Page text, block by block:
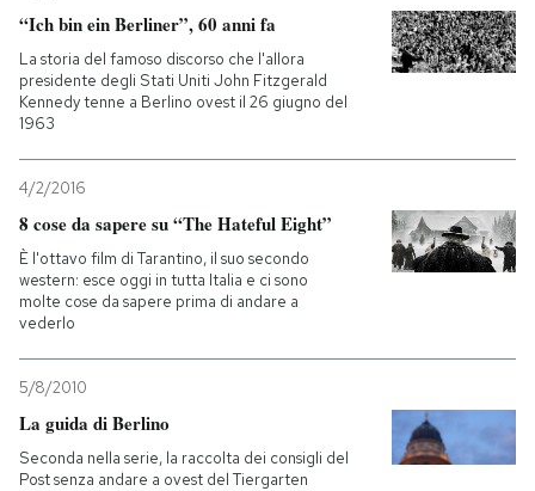
“Ich bin ein Berliner”, 60 anni fa
La storia del famoso discorso che l'allora
presidente degli Stati Uniti John Fitzgerald
Kennedy tenne a Berlino ovest il 26 giugno del
1963
4/2/2016
8 cose da sapere su “The Hateful Eight”
È l'ottavo film di Tarantino, il suo secondo
western: esce oggi in tutta Italia e ci sono
molte cose da sapere prima di andare a
vederlo
5/8/2010
La guida di Berlino
Seconda nella serie, la raccolta dei consigli del
Post senza andare a ovest del Tiergarten